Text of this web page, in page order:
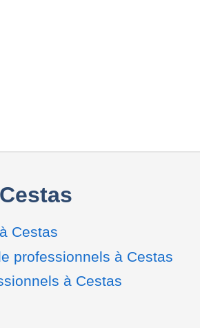
Cestas
professionnels à Cestas
à Cestas